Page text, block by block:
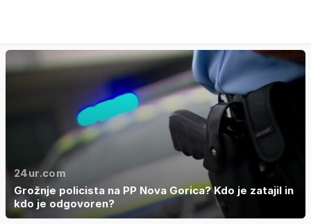
24ur.com
Grožnje policista na PP Nova Gorica? Kdo je zatajil in
kdo je odgovoren?